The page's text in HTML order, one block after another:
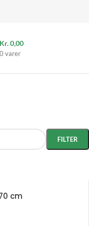
0 varer
Kr.0,00
FILTER
cm